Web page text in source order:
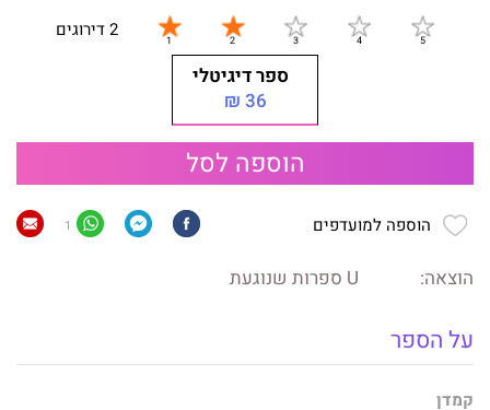
2 דירוגים
ספר דיגיטלי
36 ₪
הוספה לסל
הוספה למועדפים 1
הוצאה: U ספרות שנוגעת
על הספר
קמדן